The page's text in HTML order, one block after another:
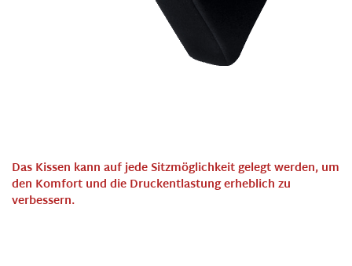
Das Kissen kann auf jede Sitzmöglichkeit gelegt werden, um
den Komfort und die Druckentlastung erheblich zu
verbessern.